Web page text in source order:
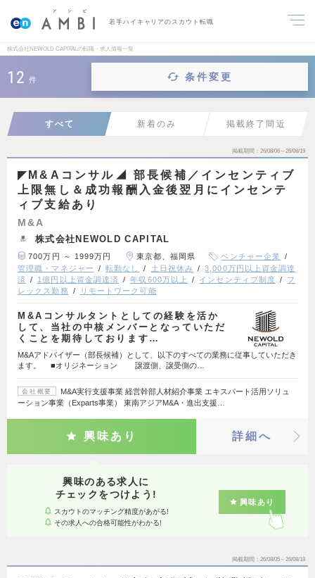
若手ハイキャリアのスカウト転職
株式会社NEWOLD CAPITALの転職・求人情報一覧
12 件 条件変更
すべて 新着のみ 掲載終了間近
掲載期間 26/08/06～26/08/19
◤M&Aコンサル◢ 部長候補／インセンティブ
上限無し＆成功報酬入金後翌月にインセンテ
ィブ支給あり
M&A
株式会社NEWOLD CAPITAL
700万円 ～ 1999万円 東京都、福岡県
ベンチャー企業
管理職・マネジャー
転勤なし 土日祝休み
3,000万円以上資金調達
済
1億円以上資金調達済 年収600万以上 インセンティブ制度
フ
レックス勤務
リモートワーク可能
M&Aコンサルタントとしての経験を活か
して、当社の中核メンバーとなっていただ
くことを期待しております…
M&Aアドバイザー（部長候補）として、以下のすべての業務に従事していただき
ます。 ■オリジネーション 譲渡側、譲受側の…
会社概要
M&A実行支援事業 経営幹部人材紹介事業 エキスパート活用ソリュ
ーション事業（Exparts事業） 東南アジアM&A・進出支援…
興味あり 詳細へ
興味のある求人に
チェックをつけよう!
スカウトのマッチング精度があがる!
その求人への合格可能性がわかる!
興味あり
掲載期間 26/08/05～26/08/18